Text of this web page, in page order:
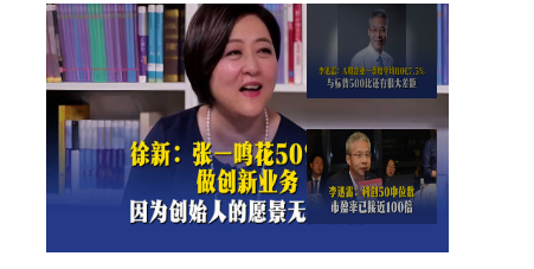
李迅雷：6.3%的公司，撑起了
美股1万家公司的市值增长
李迅雷：A股一季度平均ROE
为7.5%，远低于标普500
李迅雷：科创50中位数市盈率
已接近100倍